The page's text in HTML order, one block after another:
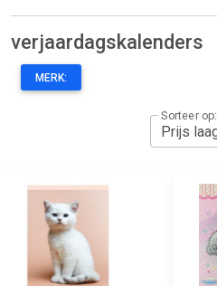
verjaardagskalenders
MERK:
Sorteer op: